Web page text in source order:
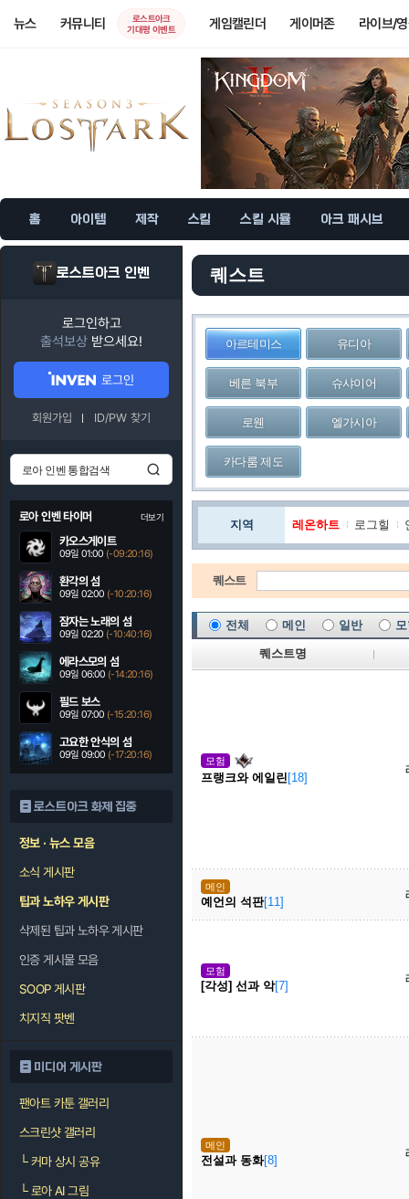
뉴스 커뮤니티
로스트아크
기대평 이벤트
게임캘린더 게이머존 라이브/
홈 아이템 제작 스킬 스킬 시뮬 아크 패시브
로스트아크 인벤
로그인하고
출석보상 받으세요!
로그인
회원가입 ID/PW 찾기
로아 인벤 타이머 더보기
카오스게이트
09일 01:00 (-09:20:15)
환각의 섬
09일 02:00 (-10:20:15)
잠자는 노래의 섬
09일 02:20 (-10:40:15)
에라스모의 섬
09일 06:00 (-14:20:15)
필드 보스
09일 07:00 (-15:20:15)
고요한 안식의 섬
09일 09:00 (-17:20:15)
로스트아크 화제 집중
정보 · 뉴스 모음
소식 게시판
팁과 노하우 게시판
삭제된 팁과 노하우 게시판
인증 게시물 모음
SOOP 게시판
치지직 팟벤
미디어 게시판
팬아트 카툰 갤러리
스크린샷 갤러리
└커마 상시 공유
└로아 AI 그림
퀘스트
아르테미스 유디아
베른 북부 슈샤이어
로웬 엘가시아
카다룸 제도
지역 레온하트 로그힐
퀘스트
전체 메인 일반
퀘스트명
모험
프랭크와 에일린 [18]
메인
예언의 석판[11]
모험
[각성] 선과 악[7]
메인
전설과 동화[8]